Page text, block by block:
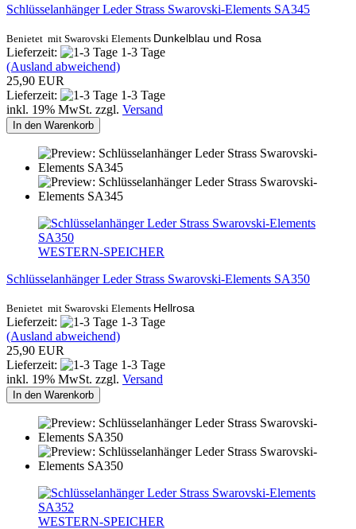
Schlüsselanhänger Leder Strass Swarovski-Elements SA345
Benietet mit Swarovski Elements Dunkelblau und Rosa
Lieferzeit:
1-3 Tage
(Ausland abweichend)
25,90 EUR
Lieferzeit:
1-3 Tage
inkl. 19% MwSt. zzgl. Versand
In den Warenkorb
WESTERN-SPEICHER
Schlüsselanhänger Leder Strass Swarovski-Elements SA350
Benietet mit Swarovski Elements Hellrosa
Lieferzeit:
1-3 Tage
(Ausland abweichend)
25,90 EUR
Lieferzeit:
1-3 Tage
inkl. 19% MwSt. zzgl. Versand
In den Warenkorb
WESTERN-SPEICHER